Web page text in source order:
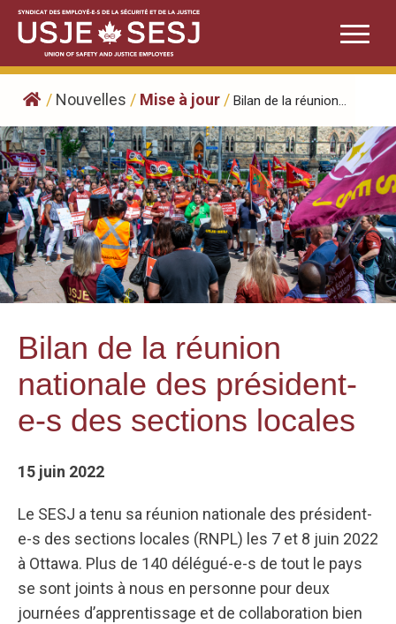
Skip
content
/ Nouvelles / Mise à jour / Bilan de la réunion...
Bilan de la réunion
nationale des président-
e-s des sections locales
15 juin 2022
Le SESJ a tenu sa réunion nationale des président-
e-s des sections locales (RNPL) les 7 et 8 juin 2022
à Ottawa. Plus de 140 délégué-e-s de tout le pays
se sont joints à nous en personne pour deux
journées d’apprentissage et de collaboration bien